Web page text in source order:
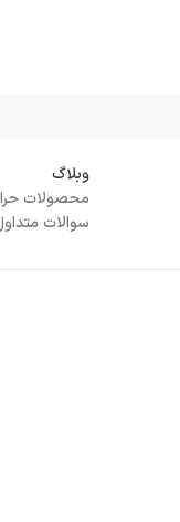
وبلاگ
محصولات
سوالات